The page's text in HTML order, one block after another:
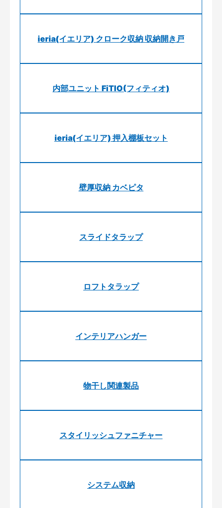
ieria(イエリア) クローク収納 収納開き戸
内部ユニット FiTIO(フィティオ)
ieria(イエリア) 押入棚板セット
壁厚収納 カベピタ
スライドタラップ
ロフトタラップ
インテリアハンガー
物干し関連製品
スタイリッシュファニチャー
システム収納